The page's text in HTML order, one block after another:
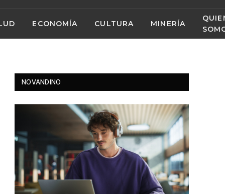
ECONOMÍA CULTURA MINERÍA
NOVANDINO